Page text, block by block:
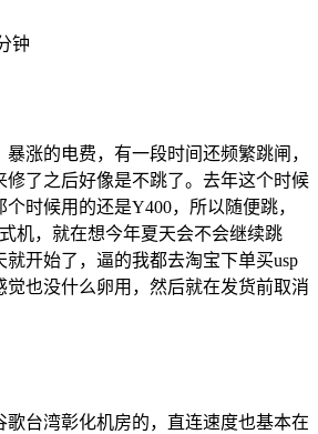
钟
的电费，有一段时间还频繁跳闸，
修了之后好像是不跳了。去年这个时候
时候用的还是Y400，所以随便跳，
机，就在想今年夏天会不会继续跳
开始了，逼的我都去淘宝下单买usp
觉也没什么卵用，然后就在发货前取消
台湾彰化机房的，直连速度也基本在